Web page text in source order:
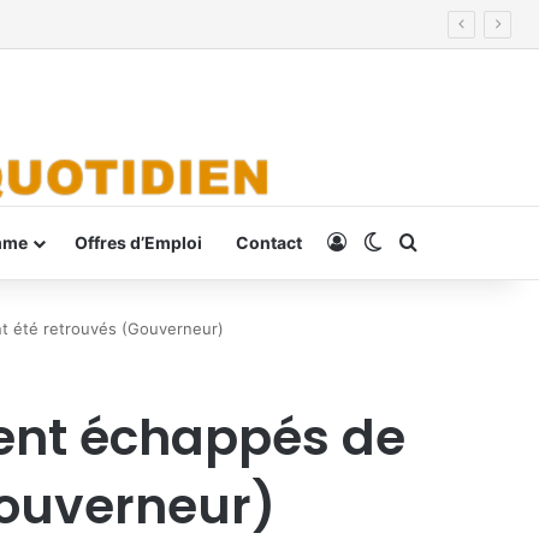
Offres d’Emploi Contact ConnexionSwitch skin
été retrouvés (Gouverneur)
échappés de